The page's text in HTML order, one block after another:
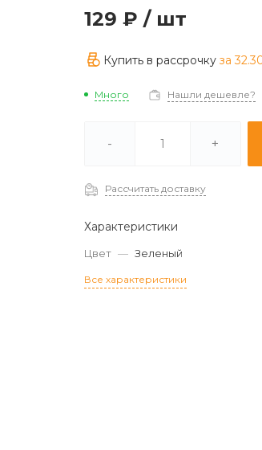
129 ₽ / шт
Купить в рассрочку за
Много Нашли дешевле?
- +
Рассчитать доставку
Характеристики
Цвет — Зеленый
Все характеристики